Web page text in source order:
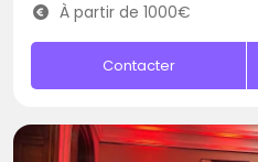
À partir de 1000€
Contacter